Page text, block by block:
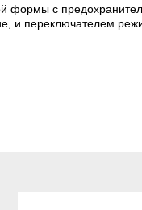
формы с
и переключателем